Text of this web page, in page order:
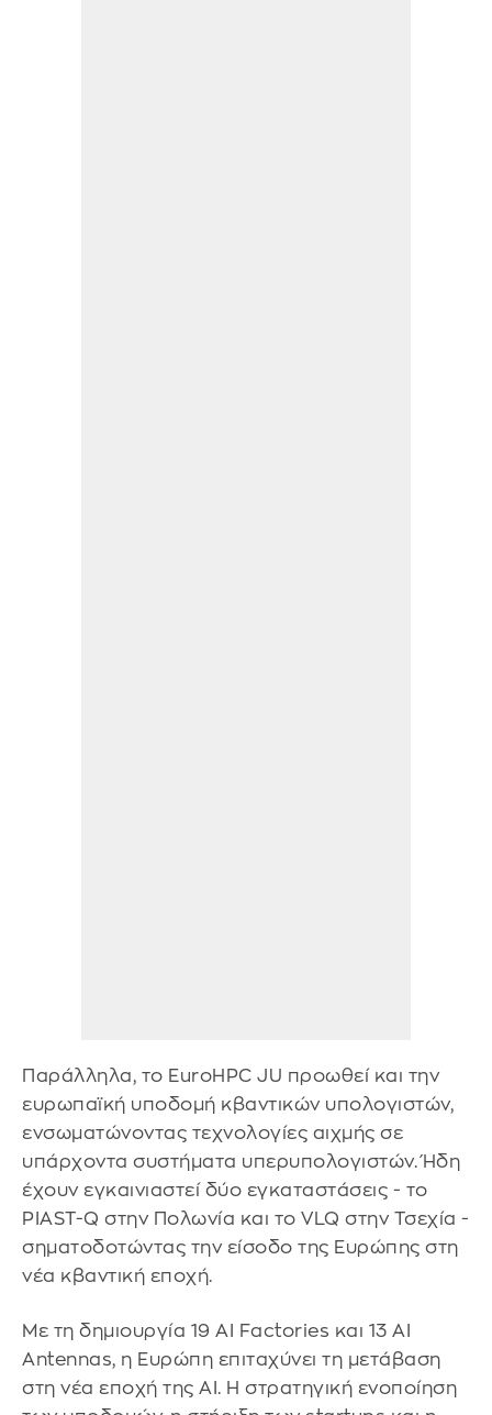
Παράλληλα, το EuroHPC JU προωθεί και την
ευρωπαϊκή υποδομή κβαντικών υπολογιστών,
ενσωματώνοντας τεχνολογίες αιχμής σε
υπάρχοντα συστήματα υπερυπολογιστών. Ήδη
έχουν εγκαινιαστεί δύο εγκαταστάσεις - το
PIAST-Q στην Πολωνία και το VLQ στην Τσεχία -
σηματοδοτώντας την είσοδο της Ευρώπης στη
νέα κβαντική εποχή.
Με τη δημιουργία 19 AI Factories και 13 AI
Antennas, η Ευρώπη επιταχύνει τη μετάβαση
στη νέα εποχή της ΑΙ. Η στρατηγική ενοποίηση